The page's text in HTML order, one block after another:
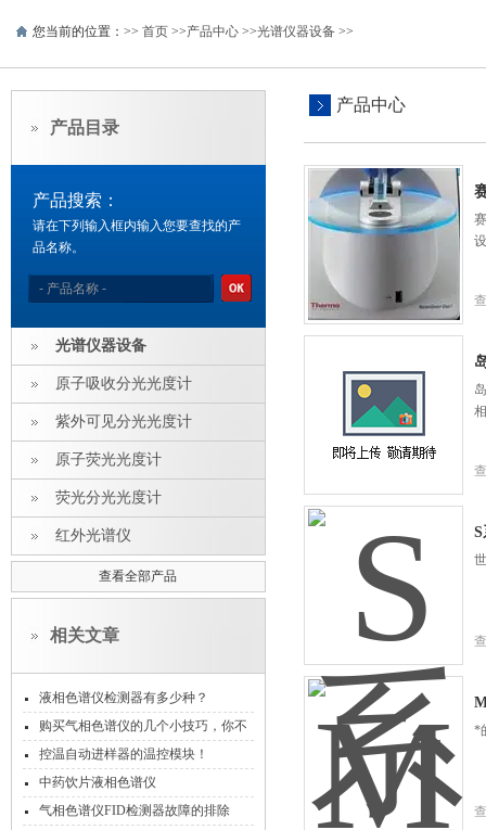
您当前的位置：>> 首页 >>产品中心 >>光谱仪器设备 >>
产品目录
产品搜索：
请在下列输入框内输入您要查找的产
品名称。
光谱仪器设备
原子吸收分光光度计
紫外可见分光光度计
原子荧光光度计
荧光分光光度计
红外光谱仪
查看全部产品
相关文章
液相色谱仪检测器有多少种？
购买气相色谱仪的几个小技巧，你不
得不知道！
控温自动进样器的温控模块！
中药饮片液相色谱仪
气相色谱仪FID检测器故障的排除
产品中心
*